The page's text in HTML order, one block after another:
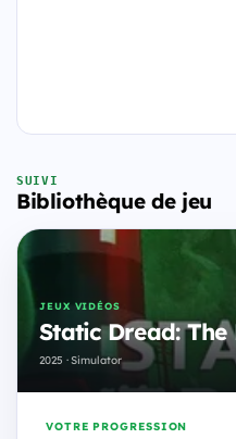
SUIVI
Bibliothèque de jeu
JEUX VIDÉOS
Static Dread: The
2025 · Simulator
VOTRE PROGRESSION